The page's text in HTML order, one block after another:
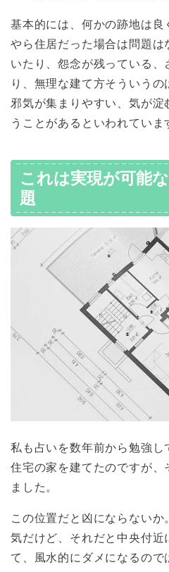
基本的には、何かの跡地は良
やら住居だった場合は問題は
いたり、怨念が残っている、
り、無理な建て方そういうの
邪気が集まりやすい、気が淀
うことがあるといわれていま
これは実現が可能
題
私も占いを数年前から勉強し
住宅の家を建てたのですが、
ました。
この位置だと凶にならないか
気だけど、それだと中央付近
て、風水的にダメになるので